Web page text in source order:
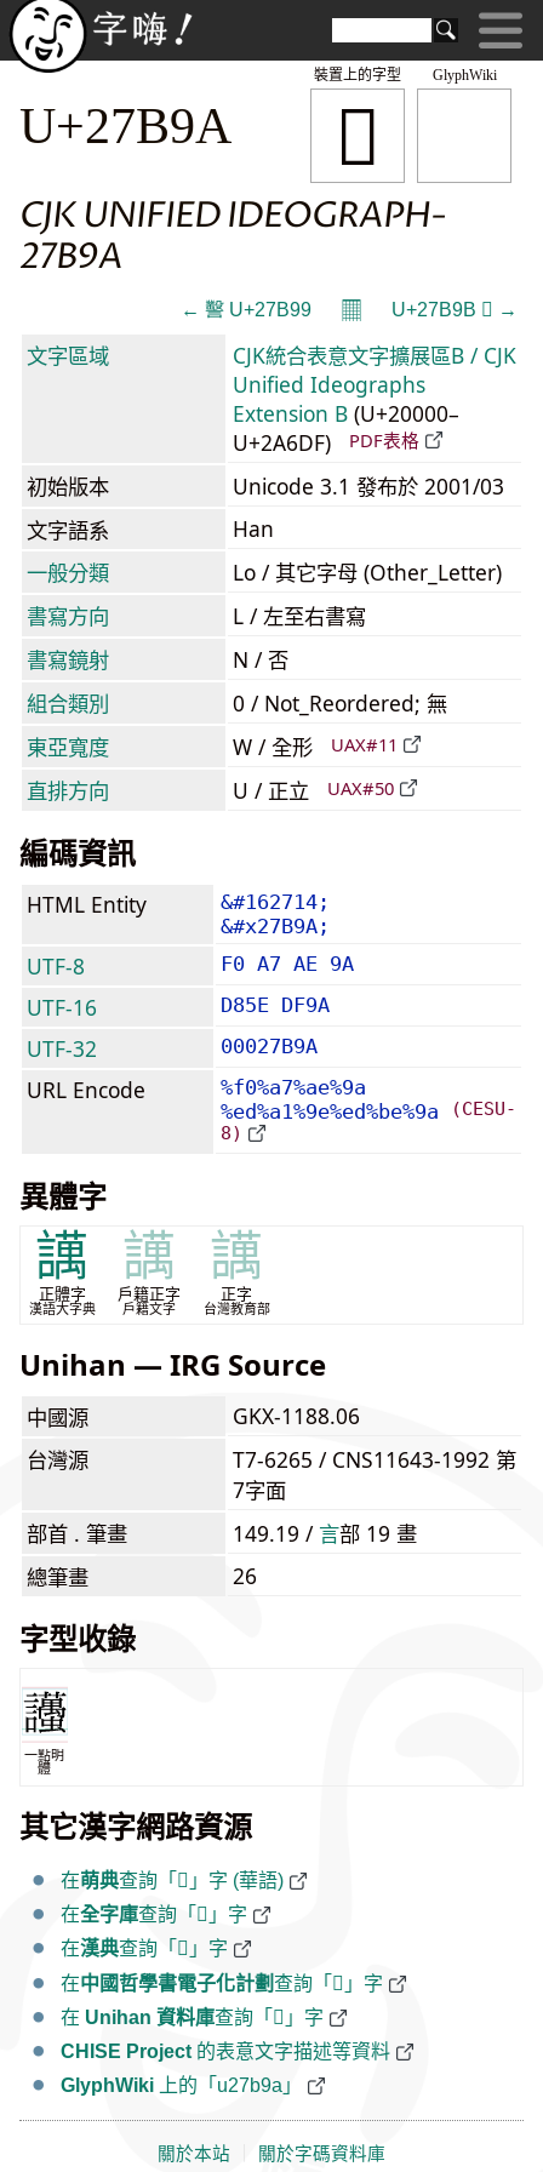
GlyphWiki
𧮚
裝置上的字型
U+27B9A
CJK UNIFIED IDEOGRAPH-
27B9A
← 𧮙 U+27B99 𝄜 U+27B9B 𧮛 →
文字區域
CJK統合表意文字擴展區B / CJK
Unified Ideographs
Extension B (U+20000–
U+2A6DF)
PDF表格
初始版本
Unicode 3.1 發布於 2001/03
文字語系
Han
一般分類
Lo / 其它字母 (Other_Letter)
書寫方向
L / 左至右書寫
書寫鏡射
N / 否
組合類別
0 / Not_Reordered; 無
東亞寬度
W / 全形 UAX#11
直排方向 U / 正立 UAX#50
編碼資訊
HTML Entity
&#162714;
&#x27B9A;
UTF-8 F0 A7 AE 9A
UTF-16 D85E DF9A
UTF-32 00027B9A
URL Encode
%f0%a7%ae%9a
%ed%a1%9e%ed%be%9a
(CESU-
8)
異體字
䜕
正體字
漢語大字典
䜕
戶籍正字
戶籍文字
䜕
正字
台灣教育部
Unihan — IRG Source
中國源
GKX-1188.06
台灣源
T7-6265 / CNS11643-1992 第
7字面
部首 . 筆畫
149.19 / ⾔部 19 畫
總筆畫
26
字型收錄
一點明
體
其它漢字網路資源
在萌典查詢「𧮚」字 (華語)
在全字庫查詢「𧮚」字
在漢典查詢「𧮚」字
在中國哲學書電子化計劃查詢「𧮚」字
在 Unihan 資料庫查詢「𧮚」字
CHISE Project 的表意文字描述等資料
GlyphWiki 上的「u27b9a」
關於本站 關於字碼資料庫